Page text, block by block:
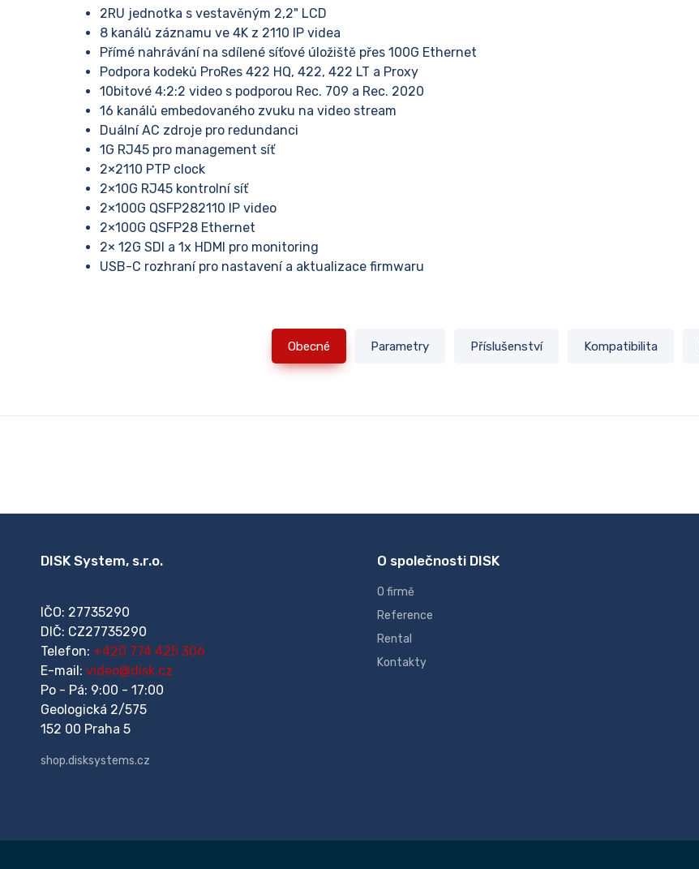
2RU jednotka s vestavěným 2,2" LCD
8 kanálů záznamu ve 4K z 2110 IP videa
Přímé nahrávání na sdílené síťové úložiště přes 100G Ethernet
Podpora kodeků ProRes 422 HQ, 422, 422 LT a Proxy
10bitové 4:2:2 video s podporou Rec. 709 a Rec. 2020
16 kanálů embedovaného zvuku na video stream
Duální AC zdroje pro redundanci
1G RJ45 pro management síť
2×2110 PTP clock
2×10G RJ45 kontrolní síť
2×100G QSFP282110 IP video
2×100G QSFP28 Ethernet
2× 12G SDI a 1x HDMI pro monitoring
USB-C rozhraní pro nastavení a aktualizace firmwaru
Obecné Parametry Příslušenství Kompatibilita
DISK System, s.r.o.
IČO: 27735290
DIČ: CZ27735290
Telefon: +420 774 425 306
E-mail: video@disk.cz
Po - Pá: 9:00 - 17:00
Geologická 2/575
152 00 Praha 5
shop.disksystems.cz
O společnosti DISK
O firmě
Reference
Rental
Kontakty